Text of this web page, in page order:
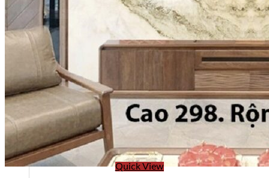
Năng lực của chúng tôi
Quick View